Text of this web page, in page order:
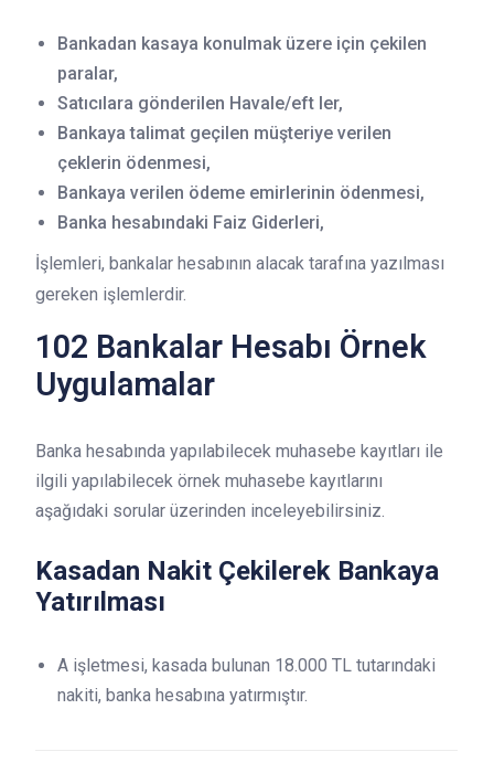
Bankadan kasaya konulmak üzere için çekilen
paralar,
Satıcılara gönderilen Havale/eft ler,
Bankaya talimat geçilen müşteriye verilen
çeklerin ödenmesi,
Bankaya verilen ödeme emirlerinin ödenmesi,
Banka hesabındaki Faiz Giderleri,
İşlemleri, bankalar hesabının alacak tarafına yazılması
gereken işlemlerdir.
102 Bankalar Hesabı Örnek
Uygulamalar
Banka hesabında yapılabilecek muhasebe kayıtları ile
ilgili yapılabilecek örnek muhasebe kayıtlarını
aşağıdaki sorular üzerinden inceleyebilirsiniz.
Kasadan Nakit Çekilerek Bankaya
Yatırılması
A işletmesi, kasada bulunan 18.000 TL tutarındaki
nakiti, banka hesabına yatırmıştır.